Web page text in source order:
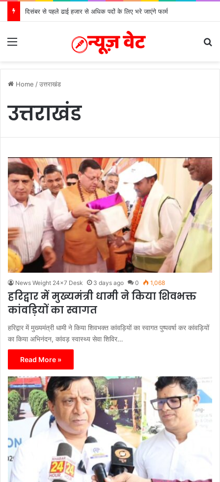
दिसंबर से पहले ढाई हजार से अधिक पदों के लिए भरे जाएंगे फार्म
Home /उत्तराखंड
उत्तराखंड
News Weight 24x7 Desk 3 days ago 0 1,068
हरिद्वार में मुख्यमंत्री धामी ने किया शिवभक्त
कांवड़ियों का स्वागत
हरिद्वार में मुख्यमंत्री धामी ने किया शिवभक्त कांवड़ियों का स्वागत पुष्पवर्षा कर कांवड़ियों
का किया अभिनंदन, कांवड़ स्वास्थ्य सेवा शिविर…
Read More »